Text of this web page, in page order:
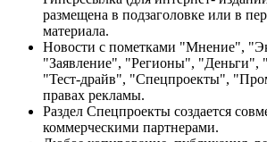
размещена в подзаголовке или в
материала.
Новости с пометками "Мнение",
"Заявление", "Регионы",
"Тест-драйв", "Спецпроекты",
правах рекламы.
Раздел Спецпроекты создается
коммерческими партнерами.